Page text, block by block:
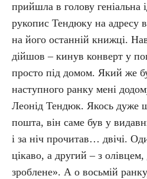
прийшла в голову геніальна
рукопис Тендюку на адресу
на його останній книжці.
дійшов – кинув конверт у
просто під домом. Який же
наступного ранку мені
Леонід Тендюк. Якось дуже
пошта, він саме був у
і за ніч прочитав… двічі.
цікаво, а другий – з
зроблене». А о восьмій